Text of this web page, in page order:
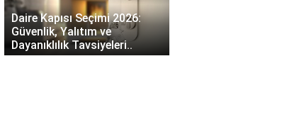
Rüyada Ablamı Görmek Ne
Anlama Geliyor?